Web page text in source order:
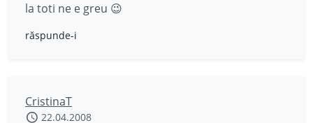
la toti ne e greu 😉
răspunde-i
CristinaT
22.04.2008